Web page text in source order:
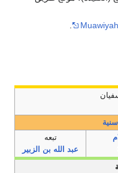
تبعه
عبد الله بن الزبير